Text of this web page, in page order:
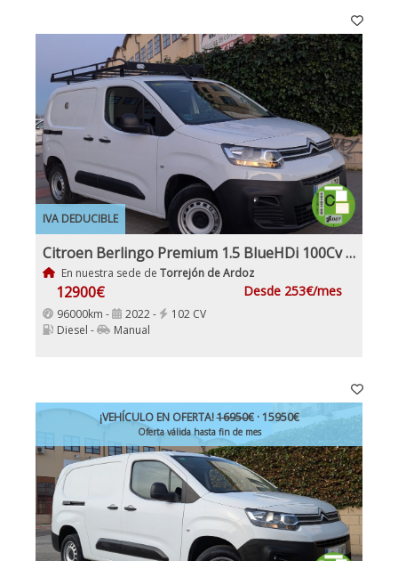
IVA DEDUCIBLE
Citroen Berlingo Premium 1.5 BlueHDi 100Cv IVA y Garantía Inc Nacional 1Dueño
En nuestra sede de Torrejón de Ardoz
12900€ Desde 253€/mes
96000km - 2022 -
102 CV
Diesel -
Manual
¡VEHÍCULO EN OFERTA!16950€· 15950€
Oferta válida hasta fin de mes